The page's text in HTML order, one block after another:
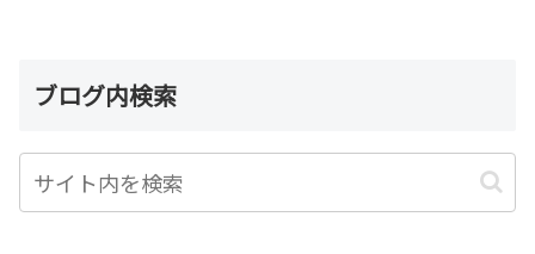
ブログ内検索